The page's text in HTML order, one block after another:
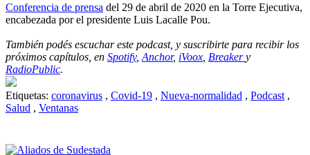
Conferencia de prensa del 29 de abril de 2020 en la Torre Ejecutiva,
encabezada por el presidente Luis Lacalle Pou.
También podés escuchar este podcast, y suscribirte para recibir los
próximos capítulos, en Spotify, Anchor, iVoox Breakery
RadioPublic.
Etiquetas: coronavirus , Covid-19 , Nueva-normalidad , Podcast ,
Salud , Ventanas